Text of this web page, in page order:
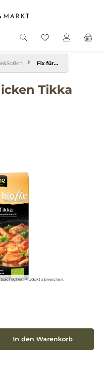
Fix für…
Tikka
Produkt abweichen.
oder benutze die Schaltflächen um
In den Warenkorb